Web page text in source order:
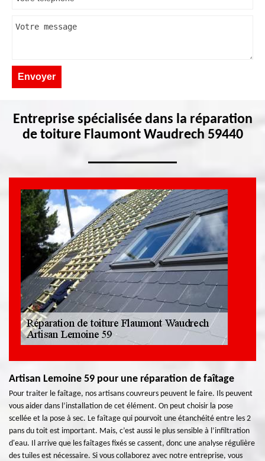
Entreprise spécialisée dans la réparation
de toiture Flaumont Waudrech 59440
Artisan Lemoine 59 pour une réparation de faîtage
Pour traiter le faîtage, nos artisans couvreurs peuvent le faire. Ils peuvent
vous aider dans l’installation de cet élément. On peut choisir la pose
scellée et la pose à sec. Le faîtage qui pourvoit une étanchéité entre les 2
pans du toit est important. Mais, c’est aussi le plus sensible à l’infiltration
d'eau. Il arrive que les faîtages fixés se cassent, donc une analyse régulière
des tuiles est nécessaire. Si vous collaborez avec notre entreprise, vous